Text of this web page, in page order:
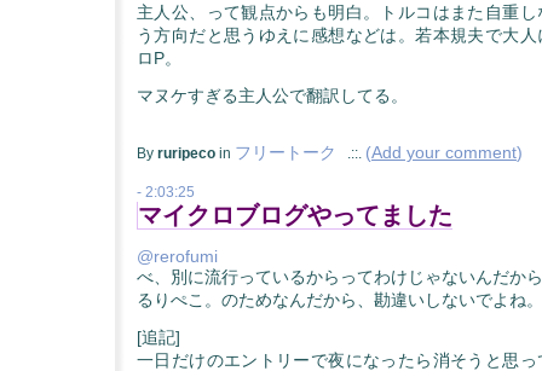
主人公、って観点からも明白。トルコはまた自重
う方向だと思うゆえに感想などは。若本規夫で大
ロP。
マヌケすぎる主人公で翻訳してる。
By ruripeco in フリートーク .::. (Add your comment)
- 2:03:25
マイクロブログやってました
@rerofumi
べ、別に流行っているからってわけじゃないんだか
るりぺこ。のためなんだから、勘違いしないでよね。
[追記]
一日だけのエントリーで夜になったら消そうと思